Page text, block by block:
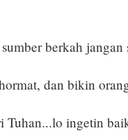
berkah
dan bikin
Tuhan...lo ingetin